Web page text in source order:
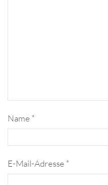
Name *
E-Mail-Adresse *